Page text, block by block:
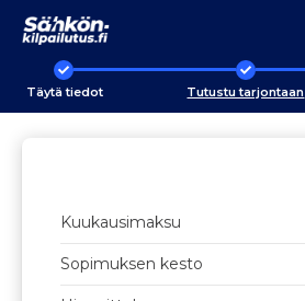
Täytä tiedot Tutustu tarjontaan
Kuukausimaksu
Sopimuksen kesto